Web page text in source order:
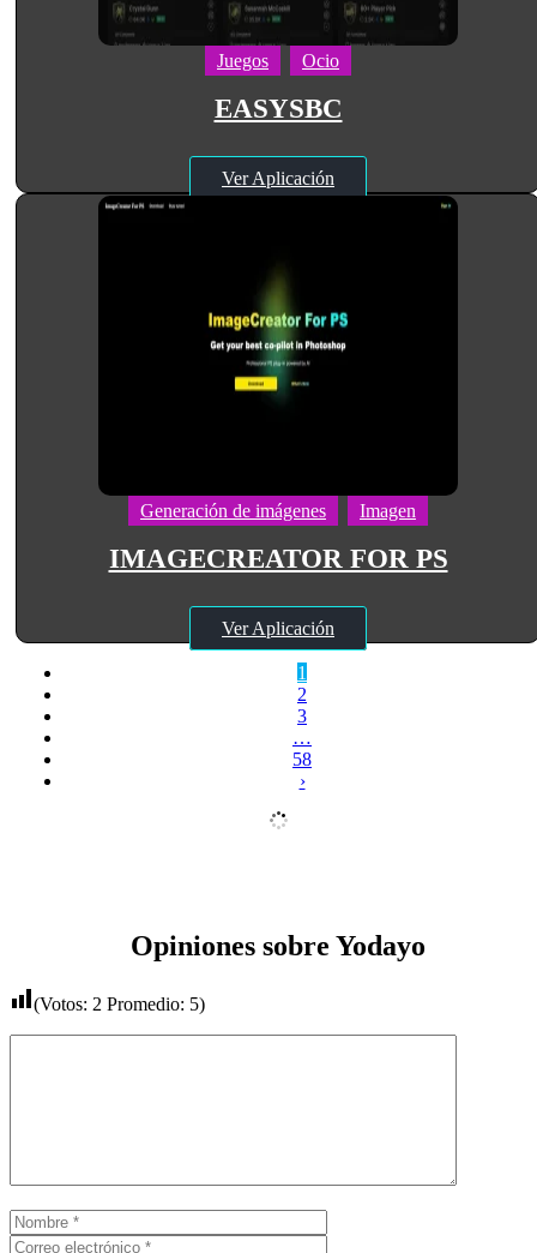
Juegos Ocio
EASYSBC
Ver Aplicación
Generación de imágenes Imagen
IMAGECREATOR FOR PS
Ver Aplicación
1
2
3
…
58
›
Opiniones sobre Yodayo
(Votos: 2 Promedio: 5)
Nombre
electrónico